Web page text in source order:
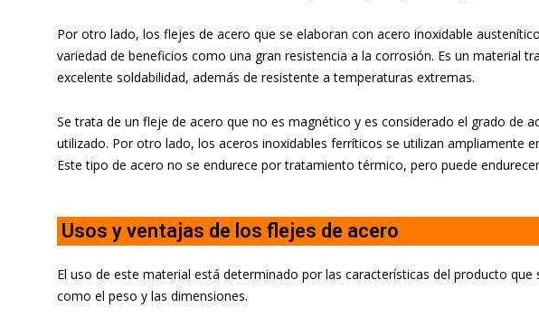
Por otro lado, los flejes de acero que se elaboran con acero inoxidable
variedad de beneficios como una gran resistencia a la corrosión. Es un material
excelente soldabilidad, además de resistente a temperaturas extremas.
Se trata de un fleje de acero que no es magnético y es considerado el grado de
utilizado. Por otro lado, los aceros inoxidables ferríticos se utilizan ampliamente
Este tipo de acero no se endurece por tratamiento térmico, pero puede
Usos y ventajas de los flejes de acero
El uso de este material está determinado por las características del producto que
como el peso y las dimensiones.